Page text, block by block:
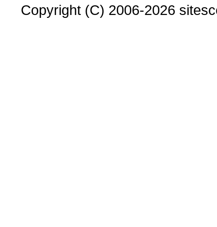
Copyright (C) 2006-2026